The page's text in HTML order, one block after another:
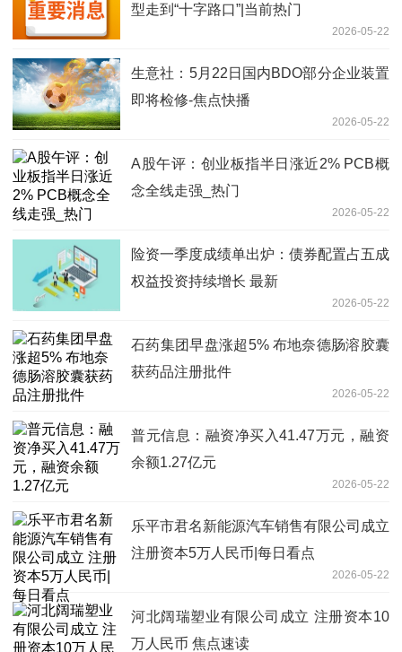
型走到“十字路口”|当前热门
2026-05-22
生意社：5月22日国内BDO部分企业装置
即将检修-焦点快播
2026-05-22
A股午评：创业板指半日涨近2% PCB概
念全线走强_热门
2026-05-22
险资一季度成绩单出炉：债券配置占五成
权益投资持续增长 最新
2026-05-22
石药集团早盘涨超5% 布地奈德肠溶胶囊
获药品注册批件
2026-05-22
普元信息：融资净买入41.47万元，融资
余额1.27亿元
2026-05-22
乐平市君名新能源汽车销售有限公司成立
注册资本5万人民币|每日看点
2026-05-22
河北阔瑞塑业有限公司成立 注册资本10
万人民币 焦点速读